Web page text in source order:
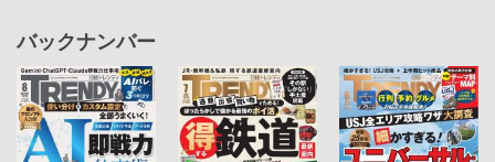
バックナンバー